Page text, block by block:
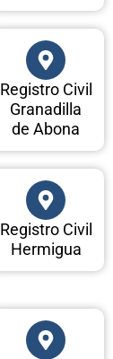
Registro Civil
Granadilla
de Abona
Registro Civil
Hermigua